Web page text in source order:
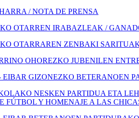
/ NOTA DE PRENSA
OTARREN IRABAZLEAK /
OTARRAREN ZENBAKI
OHOREZKO JUBENILEN
EIBAR GIZONEZKO BETERANOEN
NESKEN PARTIDUA ETA
FÚTBOL Y HOMENAJE A LAS